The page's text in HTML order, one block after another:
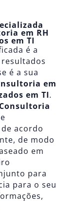
em RH
em TI
é a
é a sua
em
em TI.
acordo
de modo
em
para
para o seu